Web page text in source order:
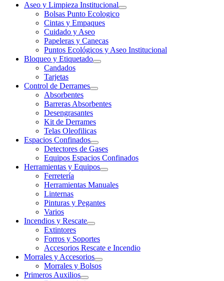
Aseo y Limpieza Institucional
Bolsas Punto Ecologico
Cintas y Empaques
Cuidado y Aseo
Papeleras y Canecas
Puntos Ecológicos y Aseo Institucional
Bloqueo y Etiquetado
Candados
Tarjetas
Control de Derrames
Absorbentes
Barreras Absorbentes
Desengrasantes
Kit de Derrames
Telas Oleofilicas
Espacios Confinados
Detectores de Gases
Equipos Espacios Confinados
Herramientas y Equipos
Ferretería
Herramientas Manuales
Linternas
Pinturas y Pegantes
Varios
Incendios y Rescate
Extintores
Forros y Soportes
Accesorios Rescate e Incendio
Morrales y Accesorios
Morrales y Bolsos
Primeros Auxilios